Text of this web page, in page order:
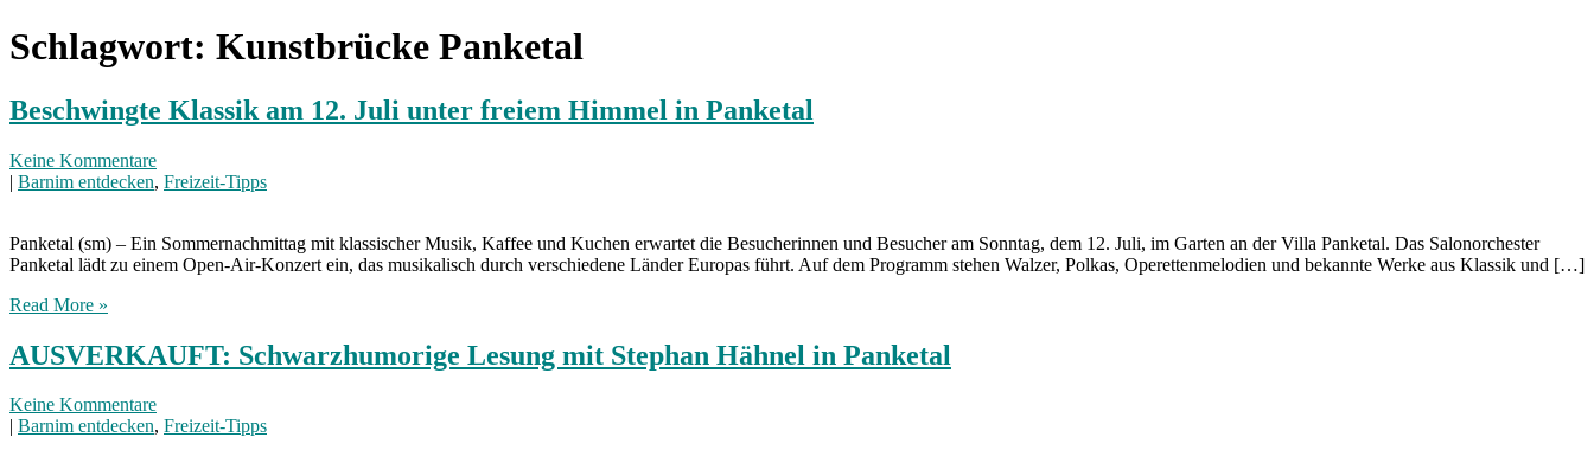
Schlagwort: Kunstbrücke Panketal
Beschwingte Klassik am 12. Juli unter freiem Himmel in Panketal
Keine Kommentare
| Barnim entdecken, Freizeit-Tipps
Panketal (sm) – Ein Sommernachmittag mit klassischer Musik, Kaffee und Kuchen erwartet die Besucherinnen und Besucher am Sonntag, dem 12. Juli, im Garten an der Villa Panketal. Das Salonorchester
Panketal lädt zu einem Open-Air-Konzert ein, das musikalisch durch verschiedene Länder Europas führt. Auf dem Programm stehen Walzer, Polkas, Operettenmelodien und bekannte Werke aus Klassik und […]
Read More »
AUSVERKAUFT: Schwarzhumorige Lesung mit Stephan Hähnel in Panketal
Keine Kommentare
Barnim entdecken, Freizeit-Tipps